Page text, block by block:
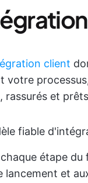
client
votre
et
fiable
étape
lancement et